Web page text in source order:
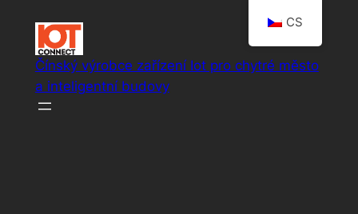
Čínský výrobce zařízení Iot pro chytré město
a inteligentní budovy
CS